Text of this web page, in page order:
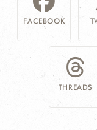
FACEBOOK
THREADS